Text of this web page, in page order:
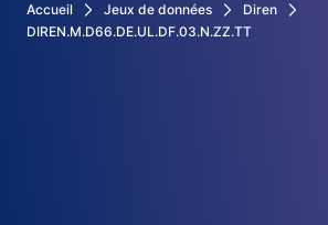
Accueil Jeux de données
Diren
DIREN.M.D66.DE.UL.DF.03.N.ZZ.TT